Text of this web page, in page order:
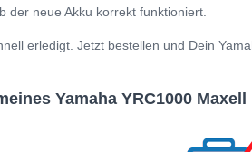
der neue Akku korrekt funktioniert.
erledigt. Jetzt bestellen und Dein
Yamaha YRC1000 Maxell